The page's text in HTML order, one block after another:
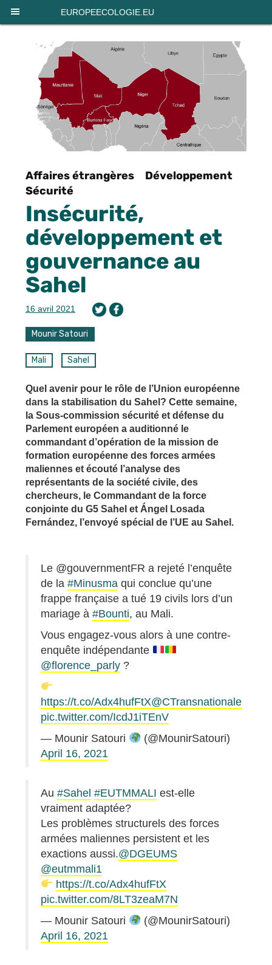
EUROPEECOLOGIE.EU
Affaires étrangères
Développement
Sécurité
Insécurité,
développement et
gouvernance au
Sahel
16 avril 2021
Mounir Satouri
Mali Sahel
Quel avenir pour le rôle de l’Union européenne
dans la stabilisation du Sahel? Cette semaine,
la Sous-commission sécurité et défense du
Parlement européen a auditionné le
commandant d’opération de la mission de
formation européenne des forces armées
maliennes et écouté l’analyse des
représentants de la société civile, des
chercheurs, le Commandant de la force
conjointe du G5 Sahel et Ángel Losada
Fernández, l’envoyé spécial de l’UE au Sahel.
Le @gouvernmentFR a rejeté l’enquête
de la #Minusma qui conclue qu’une
frappe française a tué 19 civils lors d’un
mariage à #Bounti, au Mali.
Vous engagez-vous alors à une contre-
enquête indépendante
@florence_parly ?
https://t.co/Adx4hufFtX@CTransnationale
pic.twitter.com/IcdJ1iTEnV
— Mounir Satouri
(@MounirSatouri)
April 16, 2021
Au #Sahel #EUTMMALI est-elle
vraiment adaptée?
Les problèmes structurels des forces
armées maliennes persistent et les
exactions aussi.@DGEUMS
@eutmmali1
https://t.co/Adx4hufFtX
pic.twitter.com/8LT3zeaM7N
— Mounir Satouri
(@MounirSatouri)
April 16, 2021